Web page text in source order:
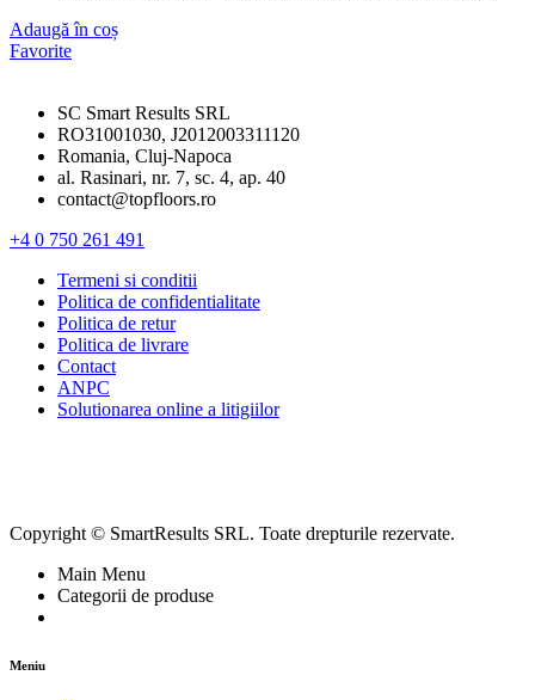
Adaugă în coș
Favorite
SC Smart Results SRL
RO31001030, J2012003311120
Romania, Cluj-Napoca
al. Rasinari, nr. 7, sc. 4, ap. 40
contact@topfloors.ro
+4 0 750 261 491
Termeni si conditii
Politica de confidentialitate
Politica de retur
Politica de livrare
Contact
ANPC
Solutionarea online a litigiilor
Copyright © SmartResults SRL. Toate drepturile rezervate.
Main Menu
Categorii de produse
Meniu